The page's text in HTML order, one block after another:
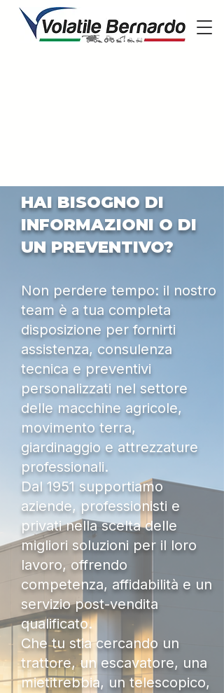
HAI BISOGNO DI
INFORMAZIONI O DI
UN PREVENTIVO?
Non perdere tempo: il nostro
team è a tua completa
disposizione per fornirti
assistenza, consulenza
tecnica e preventivi
personalizzati nel settore
delle macchine agricole,
movimento terra,
giardinaggio e attrezzature
professionali.
Dal 1951 supportiamo
aziende, professionisti e
privati nella scelta delle
migliori soluzioni per il loro
lavoro, offrendo
competenza, affidabilità e un
servizio post-vendita
qualificato.
Che tu stia cercando un
trattore, un escavatore, una
mietitrebbia, un telescopico,